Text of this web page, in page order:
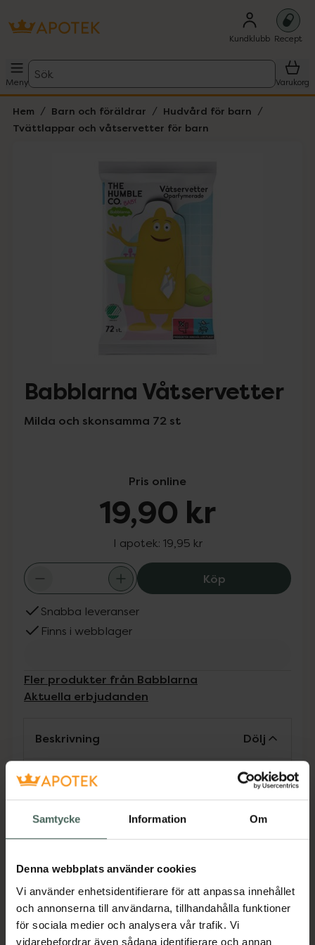
Samtycke Information Om
Denna webbplats använder cookies
Vi använder enhetsidentifierare för att anpassa innehållet
och annonserna till användarna, tillhandahålla funktioner
för sociala medier och analysera vår trafik. Vi
vidarebefordrar även sådana identifierare och annan
Kundklubb Recept
Meny
Sök
Varukorg
Hem Barn och föräldrar
Hudvård för barn
Tvättlappar och våtservetter för barn
Babblarna Våtservetter
Milda och skonsamma 72 st
Pris online
19,90 kr
I apotek: 19,95 kr
KöpBabblarna
Snabba leveranser
Finns i webblager
Fler produkter från Babblarna
Aktuella erbjudanden
Beskrivning Dölj
Babblarnas mjuka våtservetter är
speciellt framtagna för små barns känsliga
hud. Våtservetterna rengör effektivt och är
helt vegansk och förpackningen är gjord med
Jämförpris 0,28 kr/st
EAN:07350075695049